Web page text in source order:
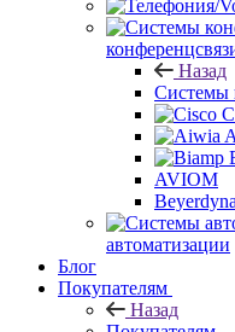
Назад
Системы
AVIOM
автоматизации
Блог
Покупателям
Назад